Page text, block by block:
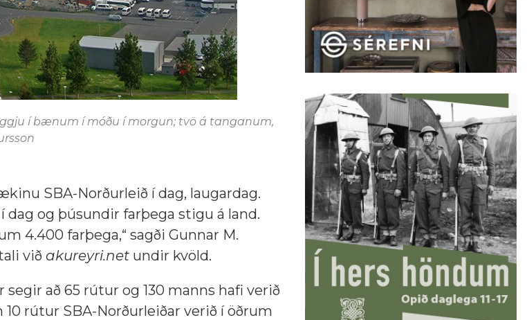
í bænum í móðu í morgun; tvö á tanganum,
SBA-Norðurleið í dag, laugardag.
og þúsundir farþega stigu á land.
4.400 farþega,“ sagði Gunnar M.
við akureyri.net undir kvöld.
að 65 rútur og 130 manns hafi verið
rútur SBA-Norðurleiðar verið í öðrum